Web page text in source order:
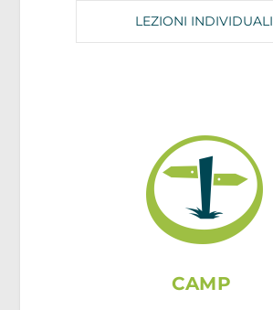
LEZIONI INDIVIDUALI
CAMP